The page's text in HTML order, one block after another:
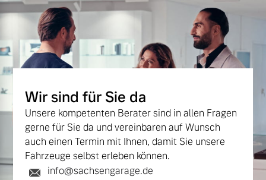
Wir sind für Sie da
Unsere kompetenten Berater sind in allen Fragen
gerne für Sie da und vereinbaren auf Wunsch
auch einen Termin mit Ihnen, damit Sie unsere
Fahrzeuge selbst erleben können.
info@sachsengarage.de